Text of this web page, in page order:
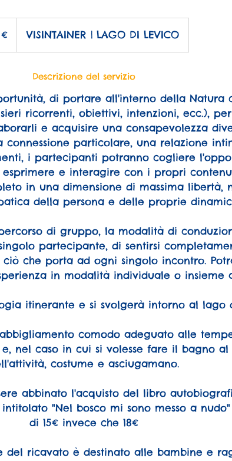
VISINTAINER | LAGO DI LEVICO
Descrizione del servizio
di portare all'interno della Natura
ricorrenti, obiettivi, intenzioni, ecc.),
e acquisire una consapevolezza
connessione particolare, una relazione
i partecipanti potranno cogliere
esprimere e interagire con i propri
in una dimensione di massima libertà,
della persona e delle proprie
di gruppo, la modalità di
partecipante, di sentirsi
che porta ad ogni singolo incontro.
in modalità individuale o insieme
itinerante e si svolgerà intorno al lago
comodo adeguato alle
nel caso in cui si volesse fare il bagno
costume e asciugamano.
abbinato l'acquisto del libro
"Nel bosco mi sono messo a
di 15€ invece che 18€
del ricavato è destinato alle bambine e